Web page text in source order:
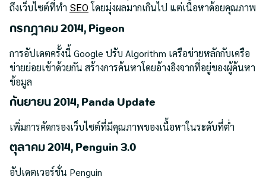
ถึงเว็บไซต์ที่ทำ SEOโดยมุ่งผลมากเกินไป แต่เนื้อหาด้อยคุณภาพ
กรกฎาคม 2014, Pigeon
การอัปเดตครั้งนี้ Google ปรับ Algorithm เครือข่ายหลักกับเครือ
ข่ายย่อยเข้าด้วยกัน สร้างการค้นหาโดยอ้างอิงจากที่อยู่ของผู้ค้นหา
ข้อมูล
กันยายน 2014, Panda Update
เพิ่มการคัดกรองเว็บไซต์ที่มีคุณภาพของเนื้อหาในระดับที่ต่ำ
ตุลาคม 2014, Penguin 3.0
อัปเดตเวอร์ชั่น Penguin